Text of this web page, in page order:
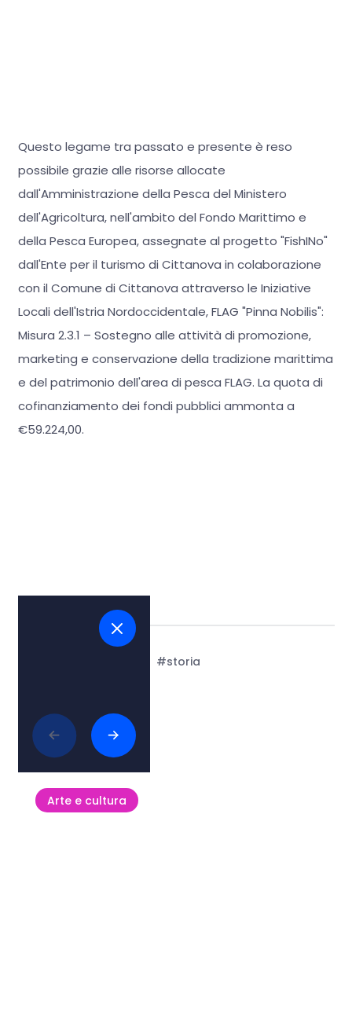
Questo legame tra passato e presente è reso
possibile grazie alle risorse allocate
dall'Amministrazione della Pesca del Ministero
dell'Agricoltura, nell'ambito del Fondo Marittimo e
della Pesca Europea, assegnate al progetto "FishINo"
dall'Ente per il turismo di Cittanova in colaborazione
con il Comune di Cittanova attraverso le Iniziative
Locali dell'Istria Nordoccidentale, FLAG "Pinna Nobilis":
Misura 2.3.1 – Sostegno alle attività di promozione,
marketing e conservazione della tradizione marittima
e del patrimonio dell'area di pesca FLAG. La quota di
cofinanziamento dei fondi pubblici ammonta a
€59.224,00.
#storia
Articoli collegati
Arte e cultura